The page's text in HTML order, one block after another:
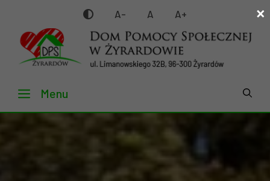
treści
A- A A+
Menu
×